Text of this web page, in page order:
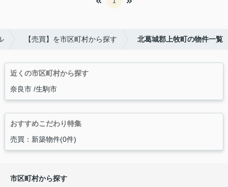
【売買】を市区町村から探す 北葛城郡上牧町の物件一覧
近くの市区町村から探す
奈良市 生駒市
おすすめこだわり特集
売買：新築物件(0件)
市区町村から探す